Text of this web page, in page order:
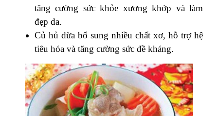
tăng cường sức khỏe xương khớp và làm
đẹp da.
Củ hủ dừa bổ sung nhiều chất xơ, hỗ trợ hệ
tiêu hóa và tăng cường sức đề kháng.